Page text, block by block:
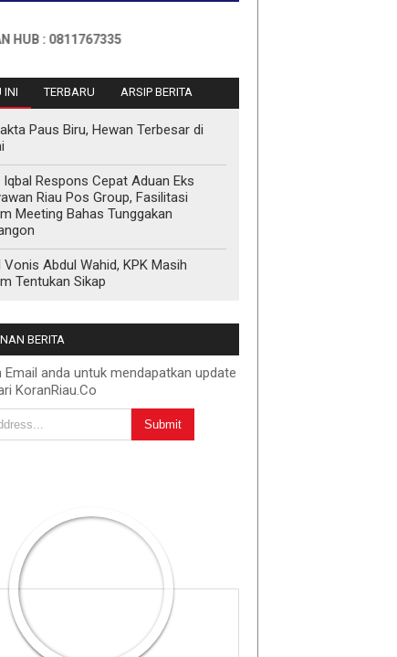
: 0811767335
INI TERBARU ARSIP BERITA
Paus Biru, Hewan Terbesar di
Iqbal Respons Cepat Aduan Eks
Riau Pos Group, Fasilitasi
Meeting Bahas Tunggakan
Vonis Abdul Wahid, KPK Masih
Tentukan Sikap
BERITA
Email anda untuk mendapatkan update
KoranRiau.Co